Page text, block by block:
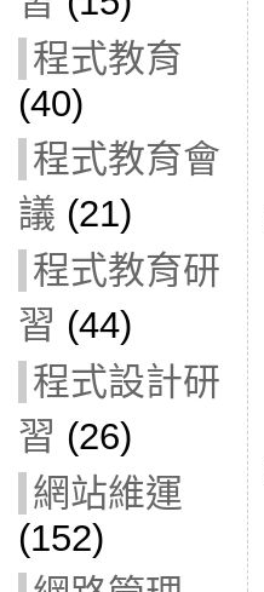
程式教育
(40)
程式教育會
議 (21)
程式教育研
習 (44)
程式設計研
習 (26)
網站維運
(152)